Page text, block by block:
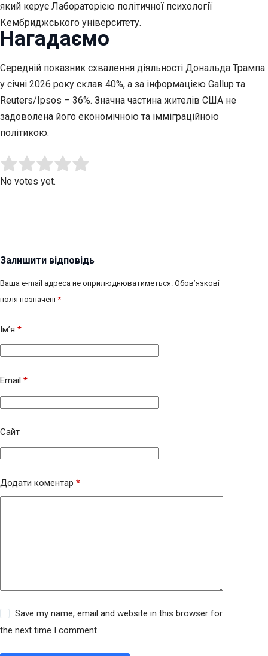
який керує Лабораторією політичної психології
Кембриджського університету.
Нагадаємо
Середній показник схвалення діяльності Дональда Трампа
у січні 2026 року склав 40%, а за інформацією Gallup та
Reuters/Ipsos – 36%. Значна частина жителів США не
задоволена його економічною та імміграційною
політикою.
Rate this item:
No votes yet.
Залишити відповідь
Ваша e-mail адреса не оприлюднюватиметься. Обов’язкові
поля позначені *
Ім’я *
Email *
Сайт
Додати коментар *
Save my name, email and website in this browser for
the next time I comment.